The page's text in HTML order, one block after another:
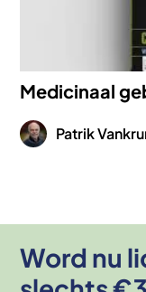
Medicinaal
Afbeelding
Patrik
Word nu